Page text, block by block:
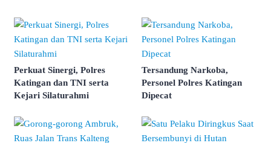
Perkuat Sinergi, Polres
Katingan dan TNI serta
Kejari Silaturahmi
Tersandung Narkoba,
Personel Polres Katingan
Dipecat